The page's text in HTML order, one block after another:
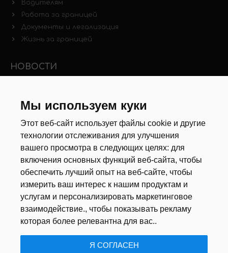
Мы используем куки
Этот веб-сайт использует файлы cookie и другие
технологии отслеживания для улучшения
вашего просмотра в следующих целях: для
включения основных функций веб-сайта, чтобы
обеспечить лучший опыт на веб-сайте, чтобы
измерить ваш интерес к нашим продуктам и
услугам и персонализировать маркетинговое
взаимодействие., чтобы показывать рекламу
которая более релевантна для вас..
Я СОГЛАСЕН
Водителям
Работа за границей
Документы и легализация
Жизнь за границей
НОВОСТИ
Другие новости
Анкета
Калькулятор дат
Документы
ПОЛИТИКА КОНФИДЕНЦИАЛЬНОСТИ